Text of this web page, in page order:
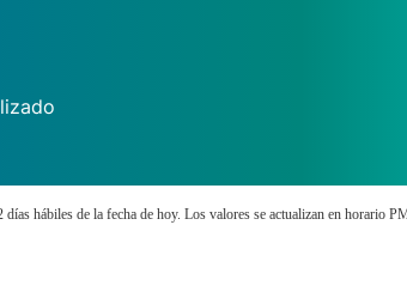
hábiles de la fecha de hoy. Los valores se actualizan en horario